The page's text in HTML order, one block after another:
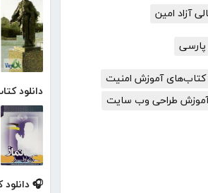
دانلود
🎧 دانلود
آزاد امین
پارسی
کتاب‌های آموزش امنیت
طراحی وب سایت